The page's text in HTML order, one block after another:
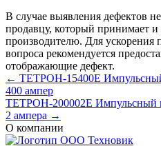
В случае выявления дефектов
продавцу, который принимает
производителю. Для ускорения
вопроса рекомендуется
отображающие дефект.
← ТЕТРОН-15400Е Импульсный
400 ампер
ТЕТРОН-200002Е Импульсный
2 ампера →
О компании